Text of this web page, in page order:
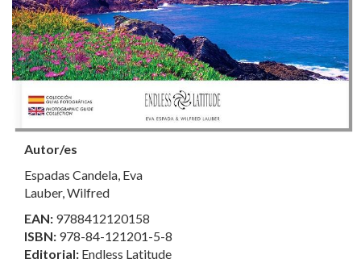
Autor/es
Espadas Candela, Eva
Lauber, Wilfred
EAN: 9788412120158
ISBN: 978-84-121201-5-8
Editorial: Endless Latitude